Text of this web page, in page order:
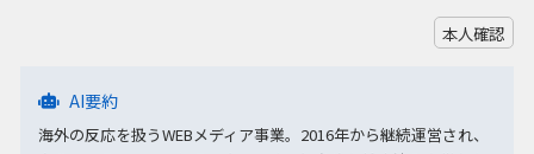
本人確認
AI要約
海外の反応を扱うWEBメディア事業。2016年から継続運営され、